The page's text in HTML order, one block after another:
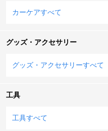
カーケアすべて
グッズ・アクセサリー
グッズ・アクセサリーすべて
工具
工具すべて